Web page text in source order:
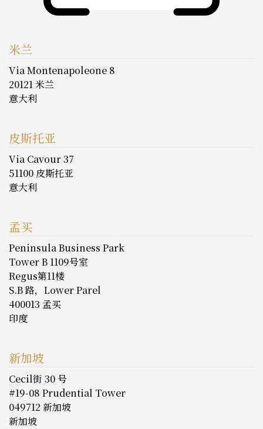
米兰
Via Montenapoleone 8
20121 米兰
意大利
皮斯托亚
Via Cavour 37
51100 皮斯托亚
意大利
孟买
Peninsula Business Park
Tower B 1109号室
Regus第11楼
S.B 路，Lower Parel
400013 孟买
印度
新加坡
Cecil街 30 号
#19-08 Prudential Tower
049712 新加坡
新加坡